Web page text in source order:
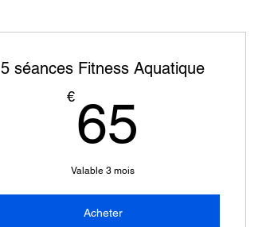
5 séances Fitness Aquatique
€65
Valable 3 mois
Acheter